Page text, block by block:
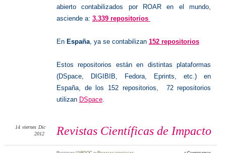
abierto contabilizados por ROAR en el mundo,
asciende a: 3.339 repositorios
En España, ya se contabilizan 152 repositorios
Estos repositorios están en distintas plataformas
(DSpace, DIGIBIB, Fedora, Eprints, etc.) en
España, de los 152 repositorios, 72 repositorios
utilizan DSpace.
Revistas Científicas de Impacto
14 viernes Dic
2012